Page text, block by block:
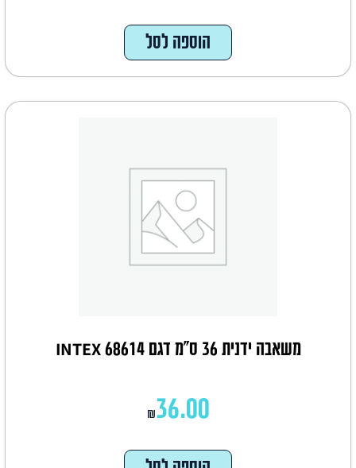
הוספה לסל
משאבה ידנית 36 ס"מ דגם INTEX 68614
₪36.00